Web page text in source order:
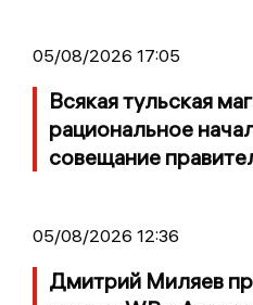
05/08/2026 17:05
Всякая тульская
рациональное
совещание
05/08/2026 12:36
Дмитрий Миляев